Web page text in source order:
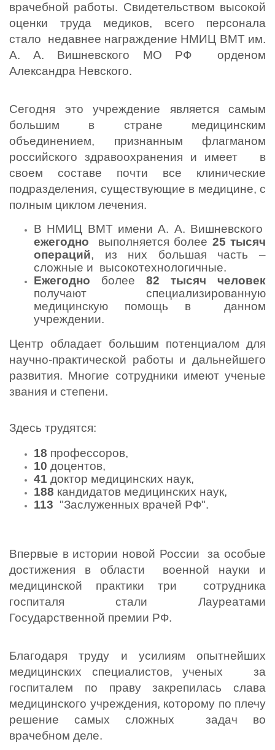
врачебной работы. Свидетельством высокой
оценки труда медиков, всего персонала
стало  недавнее награждение НМИЦ ВМТ им.
А. А. Вишневского МО РФ  орденом
Александра Невского.
Сегодня это учреждение является самым
большим в стране медицинским
объединением, признанным флагманом
российского здравоохранения и имеет   в
своем составе почти все клинические
подразделения, существующие в медицине, с
полным циклом лечения.
ежегодно выполняется более 25 тысяч
операций, из них большая часть –
сложные и  высокотехнологичные.
Ежегодно более 82 тысяч человек
получают  специализированную
медицинскую помощь в  данном
учреждении.
Центр обладает большим потенциалом для
научно-практической работы и дальнейшего
развития. Многие сотрудники имеют ученые
звания и степени.
Здесь трудятся:
18 профессоров,
10 доцентов,
41 доктор медицинских наук,
188 кандидатов медицинских наук,
113 "Заслуженных врачей РФ".
Впервые в истории новой России  за особые
достижения в области  военной науки и
медицинской практики три  сотрудника
госпиталя стали Лауреатами
Государственной премии РФ.
Благодаря труду и усилиям опытнейших
медицинских специалистов, ученых   за
госпиталем по праву закрепилась слава
медицинского учреждения, которому по плечу
решение самых сложных  задач во
врачебном деле.